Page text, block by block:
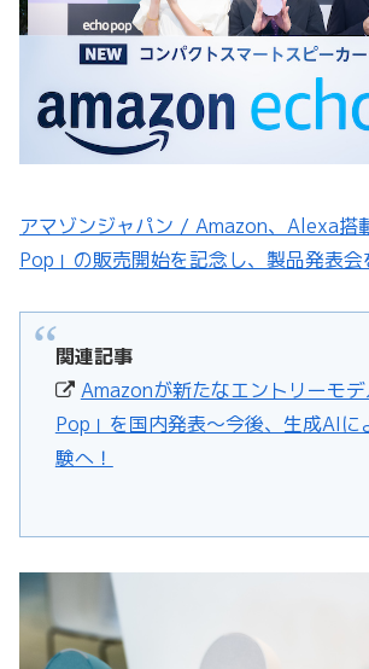
アマゾンジャパン / Amazon、Alexa搭
Pop」の販売開始を記念し、製品発表会
関連記事
Amazonが新たなエントリーモ
Pop」を国内発表〜今後、生成AI
験へ！